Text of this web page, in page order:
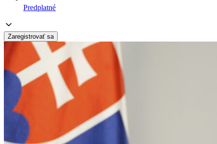
Predplatné
Zaregistrovať sa